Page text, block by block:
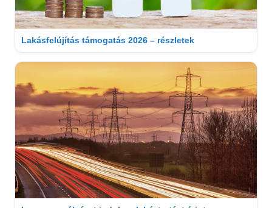
Lakásfelújítás támogatás 2026 – részletek